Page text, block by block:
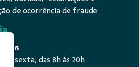
de ocorrência de fraude
0996
a sexta, das 8h às 20h